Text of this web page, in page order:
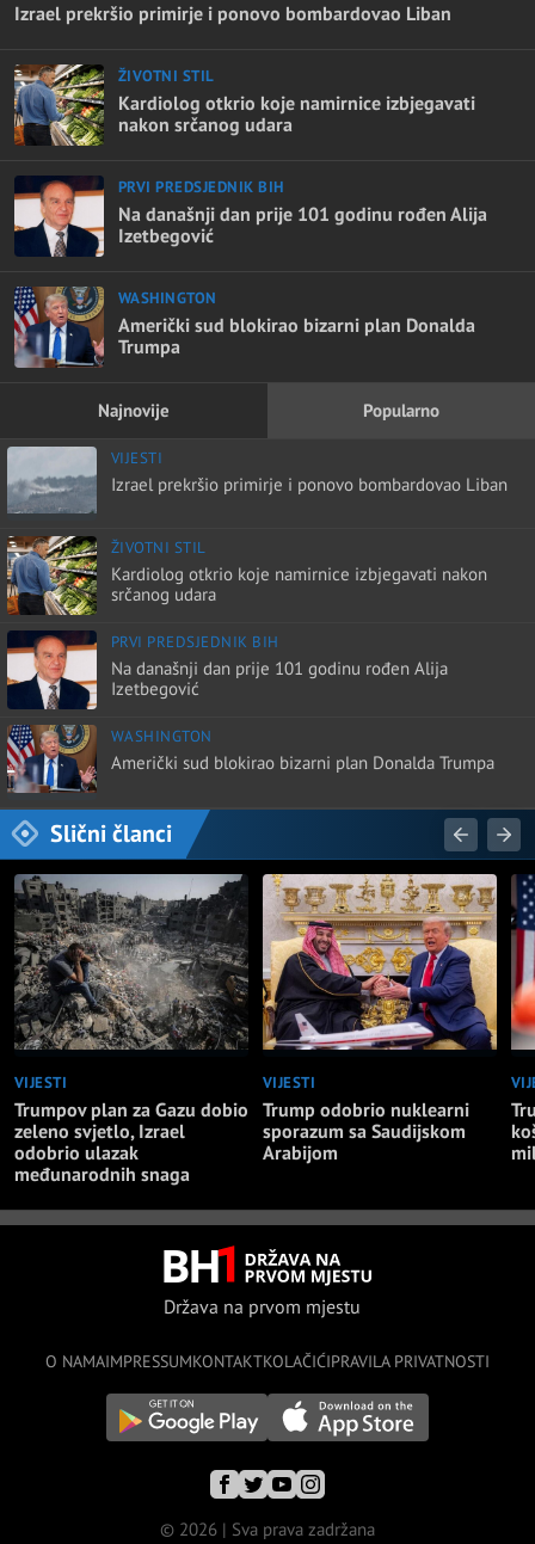
Izrael prekršio primirje i ponovo bombardovao Liban
ŽIVOTNI STIL
Kardiolog otkrio koje namirnice izbjegavati
nakon srčanog udara
PRVI PREDSJEDNIK BIH
Na današnji dan prije 101 godinu rođen Alija
Izetbegović
WASHINGTON
Američki sud blokirao bizarni plan Donalda
Trumpa
Najnovije Popularno
VIJESTI
Izrael prekršio primirje i ponovo bombardovao Liban
ŽIVOTNI STIL
Kardiolog otkrio koje namirnice izbjegavati nakon
srčanog udara
PRVI PREDSJEDNIK BIH
Na današnji dan prije 101 godinu rođen Alija
Izetbegović
WASHINGTON
Američki sud blokirao bizarni plan Donalda Trumpa
Slični članci
VIJESTI
Trumpov plan za Gazu dobio
zeleno svjetlo, Izrael
odobrio ulazak
međunarodnih snaga
VIJESTI
Trump odobrio nuklearni
sporazum sa Saudijskom
Arabijom
Država na prvom mjestu
O NAMAIMPRESSUMKONTAKTKOLAČIĆIPRAVILA PRIVATNOSTI
© 2026 | Sva prava zadržana